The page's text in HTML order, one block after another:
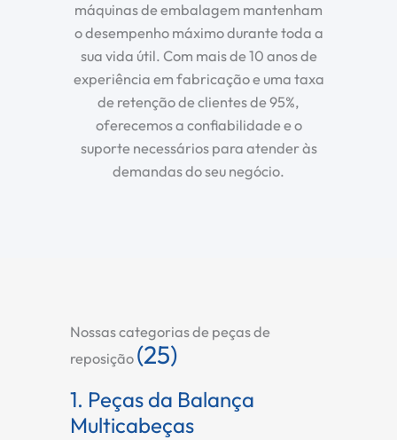
máquinas de embalagem mantenham
o desempenho máximo durante toda a
sua vida útil. Com mais de 10 anos de
experiência em fabricação e uma taxa
de retenção de clientes de 95%,
oferecemos a confiabilidade e o
suporte necessários para atender às
demandas do seu negócio.
Nossas categorias de peças de
reposição (25)
1. Peças da Balança
Multicabeças